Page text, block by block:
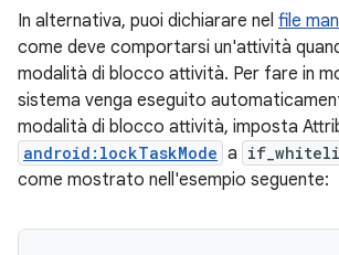
In alternativa, puoi dichiarare nel file
come deve comportarsi un'attività
modalità di blocco attività. Per fare in
sistema venga eseguito
modalità di blocco attività, imposta
android:lockTaskMode a
come mostrato nell'esempio seguente: